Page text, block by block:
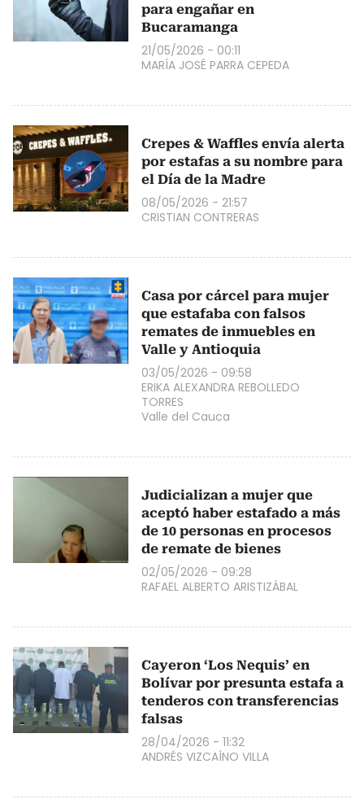
para engañar en
Bucaramanga
21/05/2026 - 00:11
MARÍA JOSÉ PARRA CEPEDA
Crepes & Waffles envía alerta
por estafas a su nombre para
el Día de la Madre
08/05/2026 - 21:57
CRISTIAN CONTRERAS
​Casa por cárcel para mujer
que estafaba con falsos
remates de inmuebles en
Valle y Antioquia
03/05/2026 - 09:58
ERIKA ALEXANDRA REBOLLEDO
TORRES
Valle del Cauca
Judicializan a mujer que
aceptó haber estafado a más
de 10 personas en procesos
de remate de bienes
02/05/2026 - 09:28
RAFAEL ALBERTO ARISTIZÁBAL
Cayeron ‘Los Nequis’ en
Bolívar por presunta estafa a
tenderos con transferencias
falsas
28/04/2026 - 11:32
ANDRÉS VIZCAÍNO VILLA